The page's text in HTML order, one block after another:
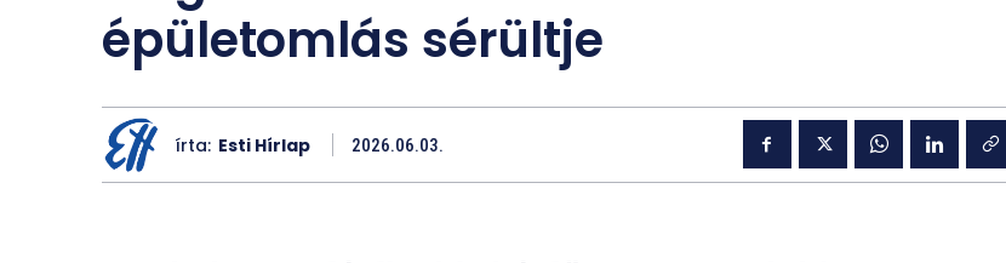
épületomlás sérültje
írta: Esti Hírlap 2026.06.03.